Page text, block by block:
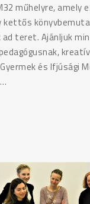
műhelyre, amely
kettős
teret. Ajánljuk
és Ifjúsági